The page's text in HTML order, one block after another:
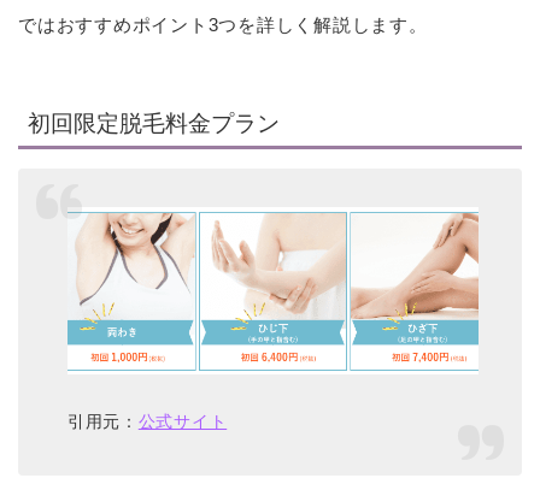
ではおすすめポイント3つを詳しく解説します。
初回限定脱毛料金プラン
引用元： 公式サイト